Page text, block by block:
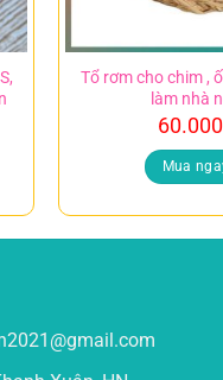
Tổ rơm cho chim ,
làm nhà
60.000
Mua